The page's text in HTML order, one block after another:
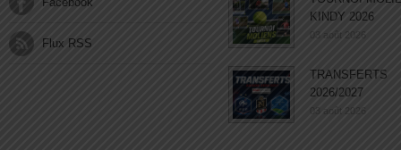
Flux RSS
KINDY 2026
03 août 2026
TRANSFERTS
2026/2027
03 août 2026